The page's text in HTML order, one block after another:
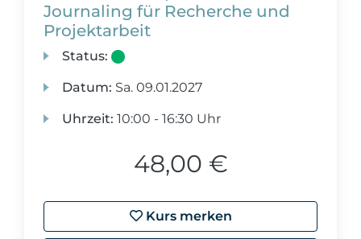
Journaling für Recherche und
Projektarbeit
Status:
Datum: Sa. 09.01.2027
Uhrzeit: 10:00 - 16:30 Uhr
48,00 €
Kurs merken